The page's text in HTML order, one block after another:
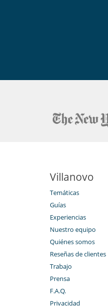
Para sus
Villanovo
Temáticas
Guías
Experiencias
Nuestro equipo
Quiénes somos
Reseñas de clientes
Trabajo
Prensa
F.A.Q.
Privacidad